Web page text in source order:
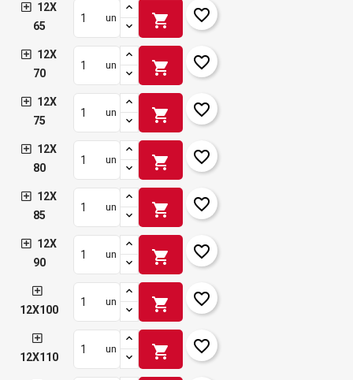
12X
65
un shopping_cart favorite_border
12X
70
un shopping_cart favorite_border
12X
75
un shopping_cart favorite_border
12X
80
un shopping_cart favorite_border
12X
85
un shopping_cart favorite_border
12X
90
un shopping_cart favorite_border
12X100
un shopping_cart favorite_border
12X110
un shopping_cart favorite_border